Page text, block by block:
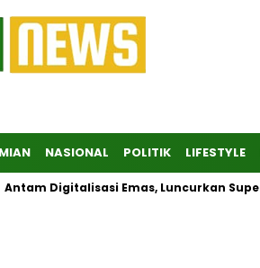
NASIONAL POLITIK LIFESTYLE
Digitalisasi Emas, Luncurkan